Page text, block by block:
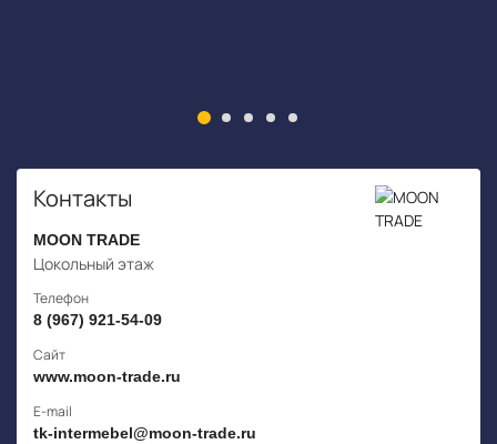
Контакты
MOON TRADE
Цокольный этаж
Телефон
8 (967) 921-54-09
Сайт
www.moon-trade.ru
E-mail
tk-intermebel@moon-trade.ru